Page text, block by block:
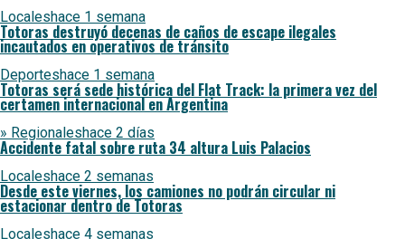
Localeshace 1 semana
Totoras destruyó decenas de caños de escape ilegales
incautados en operativos de tránsito
Deporteshace 1 semana
Totoras será sede histórica del Flat Track: la primera vez del
certamen internacional en Argentina
» Regionaleshace 2 días
Accidente fatal sobre ruta 34 altura Luis Palacios
Localeshace 2 semanas
Desde este viernes, los camiones no podrán circular ni
estacionar dentro de Totoras
Localeshace 4 semanas